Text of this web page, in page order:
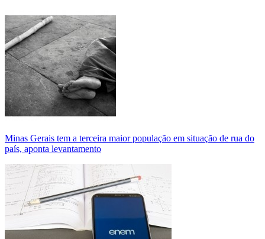
Minas Gerais tem a terceira maior população em situação de rua do
país, aponta levantamento